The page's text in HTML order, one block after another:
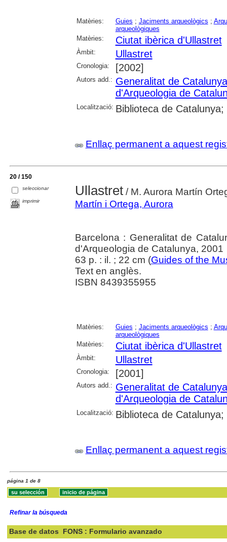
Matèries: Guies ; Jaciments arqueològics ;
arqueològiques
Matèries:
Ciutat ibèrica d'Ullastret
Àmbit: Ullastret
Cronologia: [2002]
Autors add.: Generalitat de Catalunya
d'Arqueologia de
Localització: Biblioteca de
Enllaç permanent a aquest
20 / 150
seleccionar
imprimir
Ullastret/ M. Aurora Martín
Martín i Ortega, Aurora
Barcelona : Generalitat de
d'Arqueologia de Catalunya, 2001
63 p. : il. ; 22 cm (Guides of the
Text en anglès.
ISBN 8439355955
Matèries: Guies ; Jaciments arqueològics ;
arqueològiques
Matèries:
Ciutat ibèrica d'Ullastret
Àmbit: Ullastret
Cronologia: [2001]
Autors add.: Generalitat de Catalunya
d'Arqueologia de
Localització: Biblioteca de
Enllaç permanent a aquest
página 1 de 8
Refinar la búsqueda
Base de datos FONS : Formulario avanzado